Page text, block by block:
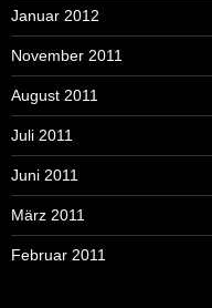
Januar 2012
November 2011
August 2011
Juli 2011
Juni 2011
März 2011
Februar 2011